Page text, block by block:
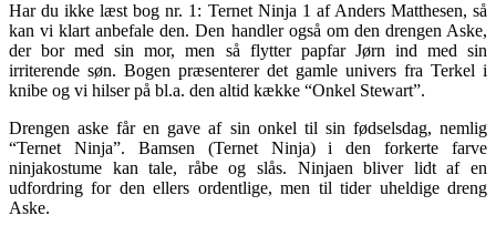
Har du ikke læst bog nr. 1: Ternet Ninja 1 af Anders Matthesen, så
kan vi klart anbefale den. Den handler også om den drengen Aske,
der bor med sin mor, men så flytter papfar Jørn ind med sin
irriterende søn. Bogen præsenterer det gamle univers fra Terkel i
knibe og vi hilser på bl.a. den altid kække “Onkel Stewart”.
Drengen aske får en gave af sin onkel til sin fødselsdag, nemlig
“Ternet Ninja”. Bamsen (Ternet Ninja) i den forkerte farve
ninjakostume kan tale, råbe og slås. Ninjaen bliver lidt af en
udfordring for den ellers ordentlige, men til tider uheldige dreng
Aske.